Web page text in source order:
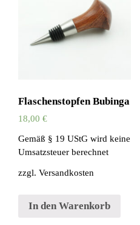
Flaschenstopfen Bubinga
18,00 €
Gemäß § 19 UStG wird keine
Umsatzsteuer berechnet
zzgl. Versandkosten
In den Warenkorb